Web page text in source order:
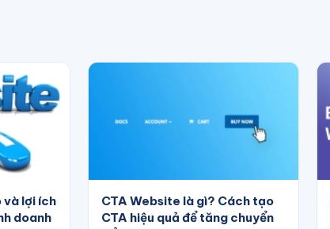
và lợi ích
doanh
CTA Website là gì? Cách tạo
CTA hiệu quả để tăng chuyển